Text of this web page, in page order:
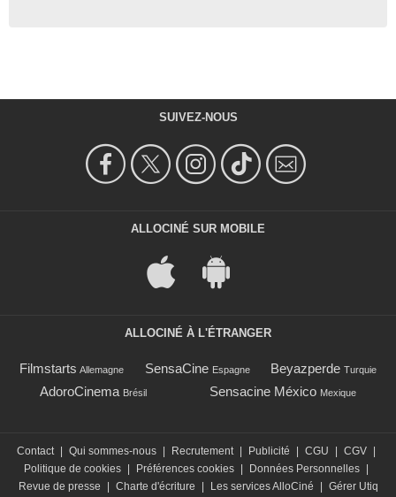
SUIVEZ-NOUS
ALLOCINÉ SUR MOBILE
ALLOCINÉ À L'ÉTRANGER
Filmstarts Allemagne SensaCine Espagne Beyazperde Turquie
AdoroCinema Brésil Sensacine México Mexique
Contact | Qui sommes-nous | Recrutement | Publicité | CGU | CGV |
Politique de cookies | Préférences cookies | Données Personnelles |
Revue de presse
| Charte d'écriture | Les services AlloCiné | Gérer Utiq